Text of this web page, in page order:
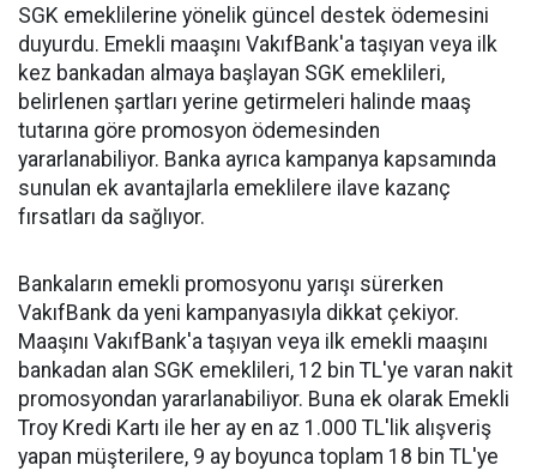
SGK emeklilerine yönelik güncel destek ödemesini
duyurdu. Emekli maaşını VakıfBank'a taşıyan veya ilk
kez bankadan almaya başlayan SGK emeklileri,
belirlenen şartları yerine getirmeleri halinde maaş
tutarına göre promosyon ödemesinden
yararlanabiliyor. Banka ayrıca kampanya kapsamında
sunulan ek avantajlarla emeklilere ilave kazanç
fırsatları da sağlıyor.
Bankaların emekli promosyonu yarışı sürerken
VakıfBank da yeni kampanyasıyla dikkat çekiyor.
Maaşını VakıfBank'a taşıyan veya ilk emekli maaşını
bankadan alan SGK emeklileri, 12 bin TL'ye varan nakit
promosyondan yararlanabiliyor. Buna ek olarak Emekli
Troy Kredi Kartı ile her ay en az 1.000 TL'lik alışveriş
yapan müşterilere, 9 ay boyunca toplam 18 bin TL'ye